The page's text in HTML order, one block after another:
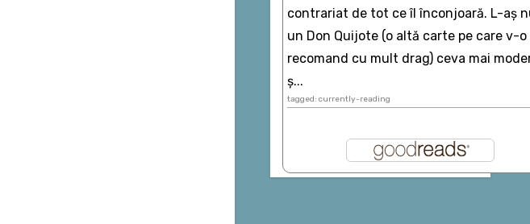
contrariat de tot ce îl înconjoară. L-aş
un Don Quijote (o altă carte pe care v-o
recomand cu mult drag) ceva mai
ș...
tagged: currently-reading